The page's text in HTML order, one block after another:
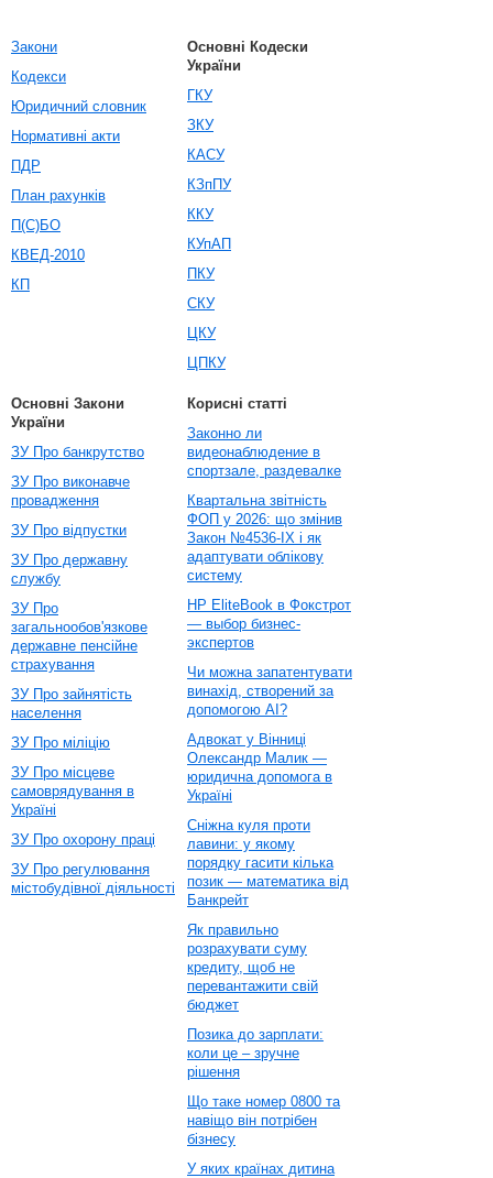
Закони
Кодекси
Юридичний словник
Нормативні акти
ПДР
План рахунків
П(С)БО
КВЕД-2010
КП
Основні Кодески
України
ГКУ
ЗКУ
КАСУ
КЗпПУ
ККУ
КУпАП
ПКУ
СКУ
ЦКУ
ЦПКУ
Основні Закони
України
ЗУ Про банкрутство
ЗУ Про виконавче
провадження
ЗУ Про відпустки
ЗУ Про державну
службу
ЗУ Про
загальнообов'язкове
державне пенсійне
страхування
ЗУ Про зайнятість
населення
ЗУ Про міліцію
ЗУ Про місцеве
самоврядування в
Україні
ЗУ Про охорону праці
ЗУ Про регулювання
містобудівної діяльності
Корисні статті
Законно ли
видеонаблюдение в
спортзале, раздевалке
Квартальна звітність
ФОП у 2026: що змінив
Закон №4536-IX і як
адаптувати облікову
систему
HP EliteBook в Фокстрот
— выбор бизнес-
экспертов
Чи можна запатентувати
винахід, створений за
допомогою AI?
Адвокат у Вінниці
Олександр Малик —
юридична допомога в
Україні
Сніжна куля проти
лавини: у якому
порядку гасити кілька
позик — математика від
Банкрейт
Як правильно
розрахувати суму
кредиту, щоб не
перевантажити свій
бюджет
Позика до зарплати:
коли це – зручне
рішення
Що таке номер 0800 та
навіщо він потрібен
бізнесу
У яких країнах дитина